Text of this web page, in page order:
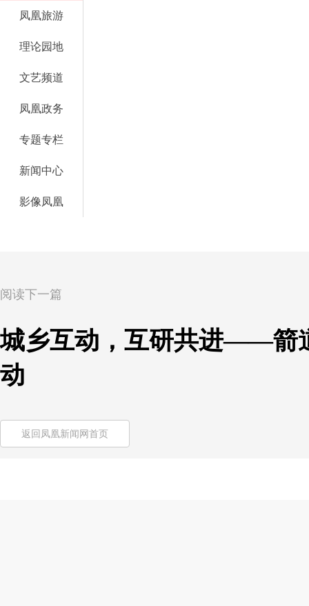
凤凰旅游
理论园地
文艺频道
凤凰政务
专题专栏
新闻中心
影像凤凰
阅读下一篇
城乡互动，互研共进——箭
动
返回凤凰新闻网首页